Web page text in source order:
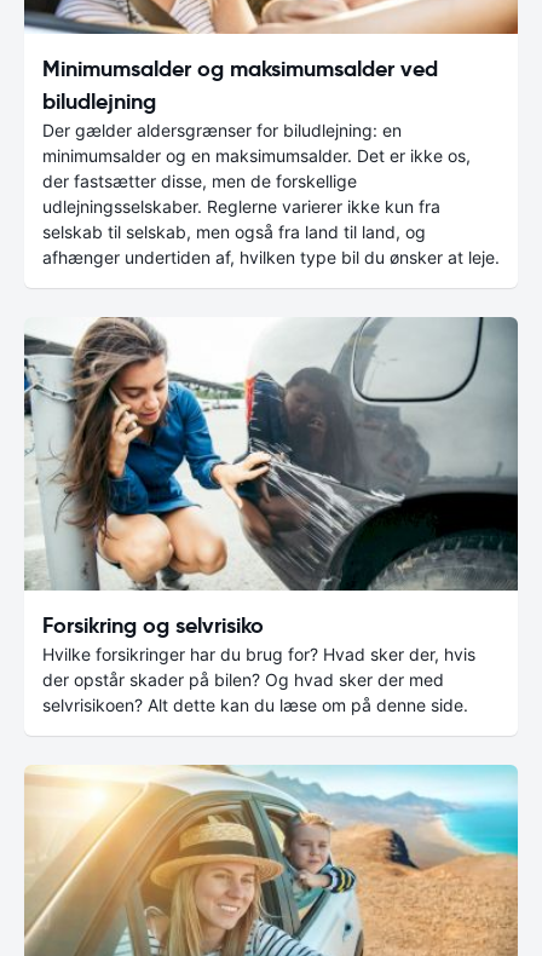
Minimumsalder og maksimumsalder ved
biludlejning
Der gælder aldersgrænser for biludlejning: en
minimumsalder og en maksimumsalder. Det er ikke os,
der fastsætter disse, men de forskellige
udlejningsselskaber. Reglerne varierer ikke kun fra
selskab til selskab, men også fra land til land, og
afhænger undertiden af, hvilken type bil du ønsker at leje.
Forsikring og selvrisiko
Hvilke forsikringer har du brug for? Hvad sker der, hvis
der opstår skader på bilen? Og hvad sker der med
selvrisikoen? Alt dette kan du læse om på denne side.